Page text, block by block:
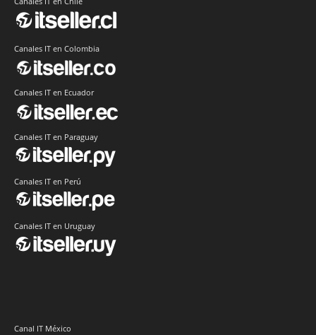
Canales IT en Colombia
Canales IT en Ecuador
Canales IT en Paraguay
Canales IT en Perú
Canales IT en Uruguay
Canal IT México